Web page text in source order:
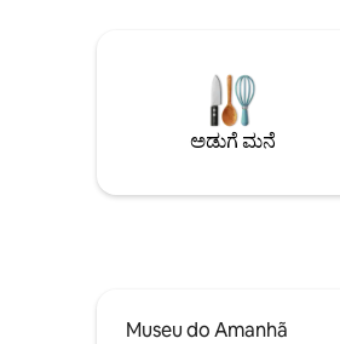
ಅಡುಗೆ ಮನೆ
Museu do Amanhã